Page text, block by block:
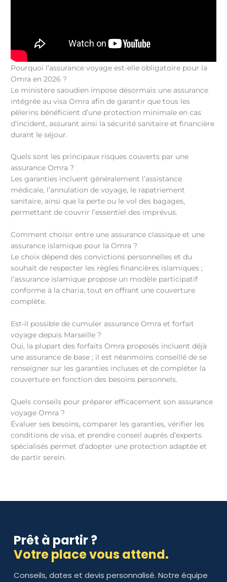
Pourquoi l’assurance voyage est-elle obligatoire pour la
Omra en 2026 ?
Le ministère saoudien impose désormais une assurance
intégrée au visa Omra afin de garantir que tous les
pèlerins bénéficient d’une protection minimale en cas
d’incident, assurant ainsi la sécurité sanitaire et financière
durant le séjour.
Quels sont les principaux risques couverts par une
assurance Omra ?
Les garanties incluent généralement l’assistance
médicale, l’annulation de voyage, le rapatriement
sanitaire, ainsi que la perte ou le vol des bagages,
permettant de couvrir l’essentiel des imprévus.
Comment choisir entre une assurance classique et une
assurance islamique pour la Omra ?
Le choix dépend des convictions personnelles et du
souhait de respecter les règles financières islamiques ;
l’assurance islamique propose un modèle participatif
conforme à la charia, tout en offrant une couverture
complète.
Est-il possible de cumuler assurance Omra et forfait
voyage depuis Marseille ?
Oui, la plupart des forfaits Omra proposés incluent déjà
une assurance de base ; il est néanmoins conseillé de se
renseigner sur les garanties incluses et de compléter la
couverture en fonction des besoins personnels.
Quels conseils pour préparer efficacement son assurance
voyage Omra ?
Évaluer ses besoins, comparer les garanties, vérifier les
conditions de visa, et prendre conseil auprès d’experts
spécialisés permet d’adopter une protection adaptée et
de partir serein.
Prêt à partir ?
Votre place vous attend.
Conseils, dates et devis personnalisé. Notre équipe